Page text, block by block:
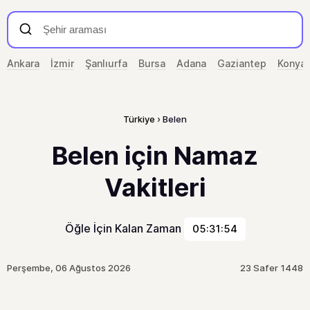
Ankara İzmir Şanlıurfa Bursa Adana Gaziantep Konya
Türkiye Belen
Belen için Namaz
Vakitleri
Öğle İçin Kalan Zaman 05:31:54
Perşembe, 06 Ağustos 2026 23 Safer 1448